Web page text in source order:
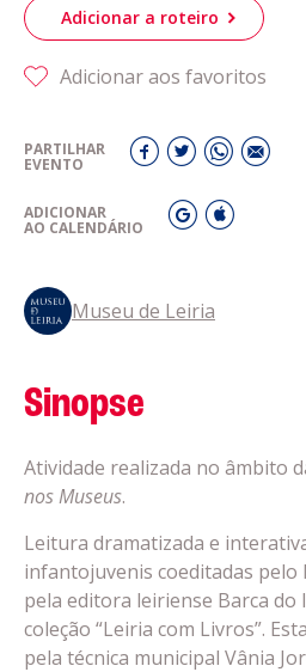
Adicionar a roteiro
Adicionar aos favoritos
PARTILHAR
EVENTO
ADICIONAR
AO CALENDÁRIO
Museu de Leiria
Sinopse
Atividade realizada no âmbito
nos Museus.
Leitura dramatizada e
infantojuvenis coeditadas pelo
pela editora leiriense Barca
coleção “Leiria com Livros”.
pela técnica municipal Vânia